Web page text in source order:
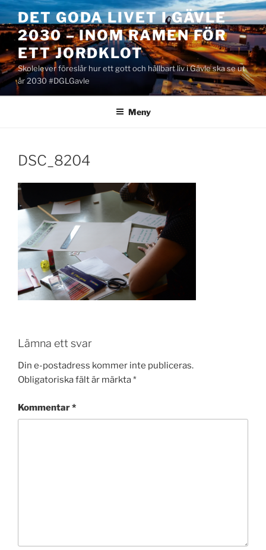
Hoppa
till
innehåll
DET GODA LIVET I GÄVLE
2030 – INOM RAMEN FÖR
ETT JORDKLOT
Skolelever föreslår hur ett gott och hållbart liv i Gävle ska se ut
år 2030 #DGLGavle
Meny
DSC_8204
Lämna ett svar
Din e-postadress kommer inte publiceras.
Obligatoriska fält är märkta*
Kommentar*